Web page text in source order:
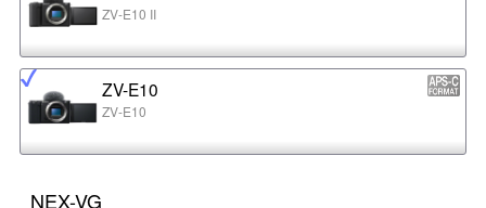
ZV-E10 II
ZV-E10
ZV-E10
NEX-VG